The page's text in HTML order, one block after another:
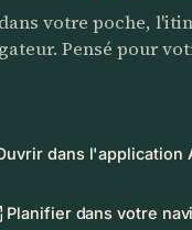
votre poche,
Pensé pour
dans l'application
Planifier dans votre